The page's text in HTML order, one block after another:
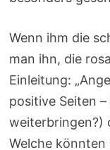
Wenn ihm die
man ihn, die
Einleitung:
positive Seiten
weiterbringen?)
Welche könnten